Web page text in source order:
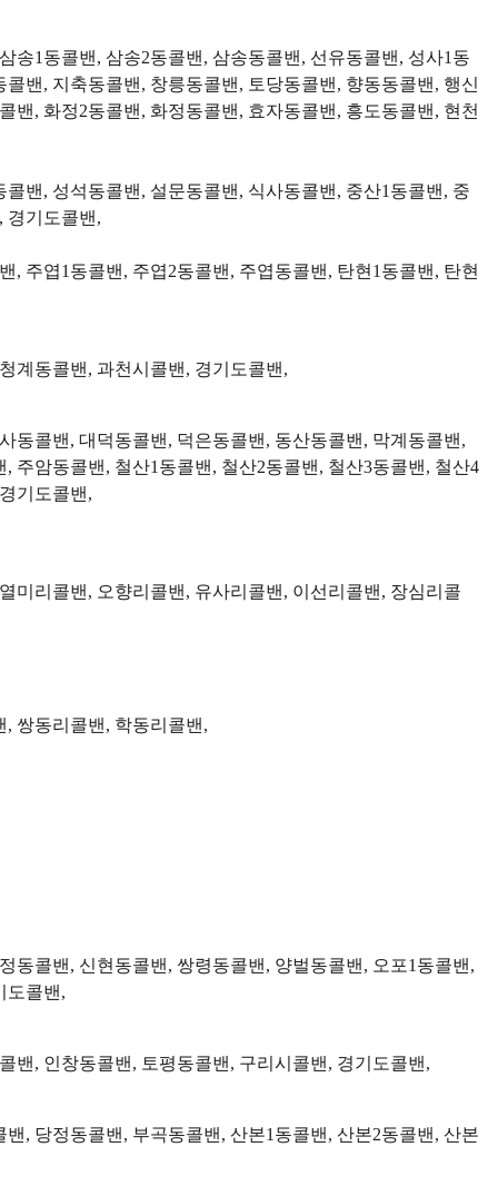
송1동콜밴, 삼송2동콜밴, 삼송동콜밴, 선유동콜밴, 성사1동
밴, 지축동콜밴, 창릉동콜밴, 토당동콜밴, 향동동콜밴, 행신
밴, 화정2동콜밴, 화정동콜밴, 효자동콜밴, 흥도동콜밴, 현천
밴, 성석동콜밴, 설문동콜밴, 식사동콜밴, 중산1동콜밴, 중
경기도콜밴,
주엽1동콜밴, 주엽2동콜밴, 주엽동콜밴, 탄현1동콜밴, 탄현
계동콜밴, 과천시콜밴, 경기도콜밴,
동콜밴, 대덕동콜밴, 덕은동콜밴, 동산동콜밴, 막계동콜밴,
주암동콜밴, 철산1동콜밴, 철산2동콜밴, 철산3동콜밴, 철산4
기도콜밴,
미리콜밴, 오향리콜밴, 유사리콜밴, 이선리콜밴, 장심리콜
쌍동리콜밴, 학동리콜밴,
동콜밴, 신현동콜밴, 쌍령동콜밴, 양벌동콜밴, 오포1동콜밴,
도콜밴,
밴, 인창동콜밴, 토평동콜밴, 구리시콜밴, 경기도콜밴,
, 당정동콜밴, 부곡동콜밴, 산본1동콜밴, 산본2동콜밴, 산본